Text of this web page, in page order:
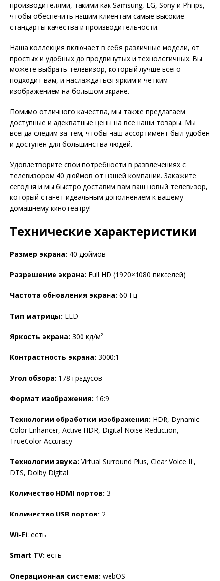
производителями, такими как Samsung, LG, Sony и Philips,
чтобы обеспечить нашим клиентам самые высокие
стандарты качества и производительности.
Наша коллекция включает в себя различные модели, от
простых и удобных до продвинутых и технологичных. Вы
можете выбрать телевизор, который лучше всего
подходит вам, и наслаждаться ярким и четким
изображением на большом экране.
Помимо отличного качества, мы также предлагаем
доступные и адекватные цены на все наши товары. Мы
всегда следим за тем, чтобы наш ассортимент был удобен
и доступен для большинства людей.
Удовлетворите свои потребности в развлечениях с
телевизором 40 дюймов от нашей компании. Закажите
сегодня и мы быстро доставим вам ваш новый телевизор,
который станет идеальным дополнением к вашему
домашнему кинотеатру!
Технические характеристики
Размер экрана: 40 дюймов
Разрешение экрана: Full HD (1920×1080 пикселей)
Частота обновления экрана: 60 Гц
Тип матрицы: LED
Яркость экрана: 300 кд/м²
Контрастность экрана: 3000:1
Угол обзора: 178 градусов
Формат изображения: 16:9
Технологии обработки изображения: HDR, Dynamic
Color Enhancer, Active HDR, Digital Noise Reduction,
TrueColor Accuracy
Технологии звука: Virtual Surround Plus, Clear Voice III,
DTS, Dolby Digital
Количество HDMI портов: 3
Количество USB портов: 2
Wi-Fi: есть
Smart TV: есть
Операционная система: webOS